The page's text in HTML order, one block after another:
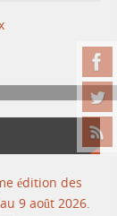
édition des
9 août 2026.